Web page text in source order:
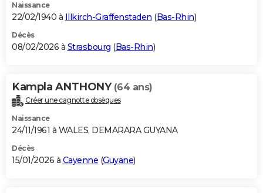
Naissance
22/02/1940 à Illkirch-Graffenstaden (Bas-Rhin)
Décès
08/02/2026 à Strasbourg (Bas-Rhin)
Kampla ANTHONY (64 ans)
Créer une cagnotte obsèques
Naissance
24/11/1961 à WALES, DEMARARA GUYANA
Décès
15/01/2026 à Cayenne (Guyane)